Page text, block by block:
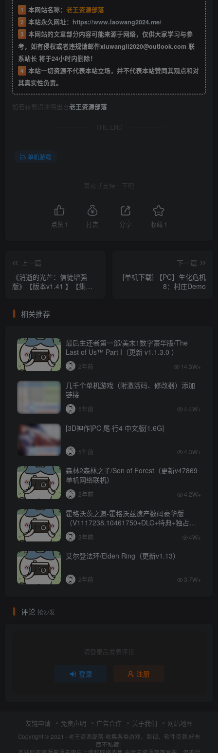
1 本网站名称： 老王资源部落
2 本站永久网址： https://www.laowang2024.me/
3 本网站的文章部分内容可能来源于网络，仅供大家学习与参
考，如有侵权或者违规请邮件xiuwangli2020@outlook.com 联
系站长 将于24小时内删除！
4 本站一切资源不代表本站立场，并不代表本站赞同其观点和对
其真实性负责。
如若转载请注明出自老王资源部落
THE END
单机游戏
喜欢就支持一下吧
点赞 1 打赏 分享 收藏 1
上一篇
《消逝的光芒：信徒增强
版》【版本v1.41 】【集成
下一篇
[单机下载] 【PC】生化危机
8：村庄Demo
相关推荐
最后生还者第一部/美末1数字豪华版/The
Last of Us™ Part I（更新 v1.1.3.0 ）
2年前 14.3W+
几千个单机游戏（附激活码、修改器）添加
链接
5年前 4.4W+
[3D神作]PC 尾·行4 中文版[1.6G]
5年前 4.3W+
森林2森林之子/Son of Forest（更新v47869
单机网络联机）
2年前 4.2W+
霍格沃茨之遗-霍格沃兹遗产数码豪华版
（V1117238.10461750+DLC+特典+独占内
容）
3年前 4W+
艾尔登法环/Elden Ring（更新v1.13）
2年前 3.7W+
评论 抢沙发
请登录后发表评论
登录 注册
友链申请 免责声明 广告合作 关于我们 网站地图
Copyright © 2021 · 老王资源部落-收集各类游戏、影视、软件资源,好东
西不私藏!